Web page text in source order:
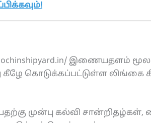
இணையதளம்
கொடுக்கப்பட்டுள்ள லிங்கை
முன்பு கல்வி சான்றிதழ்கள்,